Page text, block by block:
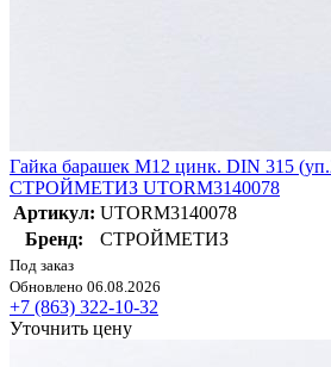
Гайка барашек М12 цинк. DIN 315
СТРОЙМЕТИЗ UTORM3140078
Артикул: UTORM3140078
Бренд:
СТРОЙМЕТИЗ
Под заказ
Обновлено 06.08.2026
+7 (863) 322-10-32
Уточнить цену